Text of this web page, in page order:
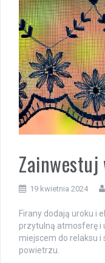
19 kwietnia 2024
Firany dodają uroku i
przytulną atmosferę i
miejscem do relaksu i
powietrzu.